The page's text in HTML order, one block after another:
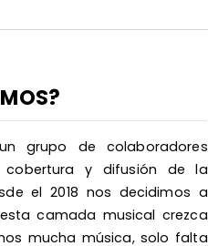
grupo de colaboradores
y difusión de la
el 2018 nos decidimos a
camada musical crezca
mucha música, solo falta